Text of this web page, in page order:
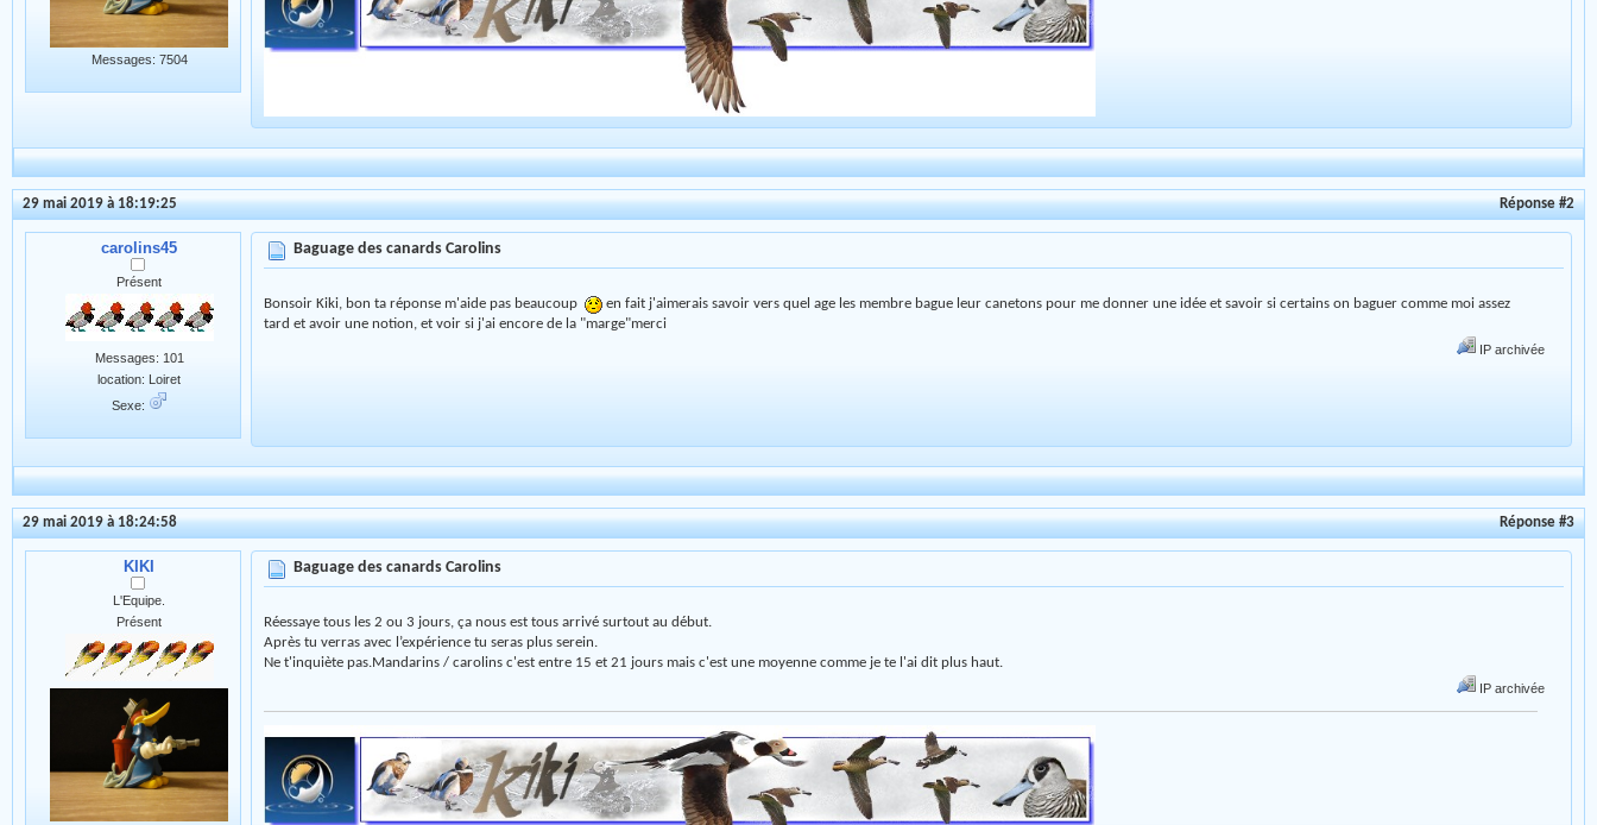
Messages: 7504
29 mai 2019 à 18:19:25 Réponse #2
carolins45
Présent
Messages: 101
location: Loiret
Sexe:
Baguage des canards Carolins
Bonsoir Kiki, bon ta réponse m'aide pas beaucoup
en fait j'aimerais savoir vers quel age les membre bague leur canetons pour me donner une idée et savoir si certains on baguer comme moi assez
tard et avoir une notion, et voir si j'ai encore de la "marge"merci
IP archivée
29 mai 2019 à 18:24:58 Réponse #3
KIKI
L'Equipe.
Présent
Baguage des canards Carolins
Réessaye tous les 2 ou 3 jours, ça nous est tous arrivé surtout au début.
Après tu verras avec l’expérience tu seras plus serein.
Ne t'inquiète pas.Mandarins / carolins c'est entre 15 et 21 jours mais c'est une moyenne comme je te l'ai dit plus haut.
IP archivée